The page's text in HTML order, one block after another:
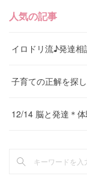
人気の記事
イロドリ流♪発達相
子育ての正解を探
12/14 脳と発達＊